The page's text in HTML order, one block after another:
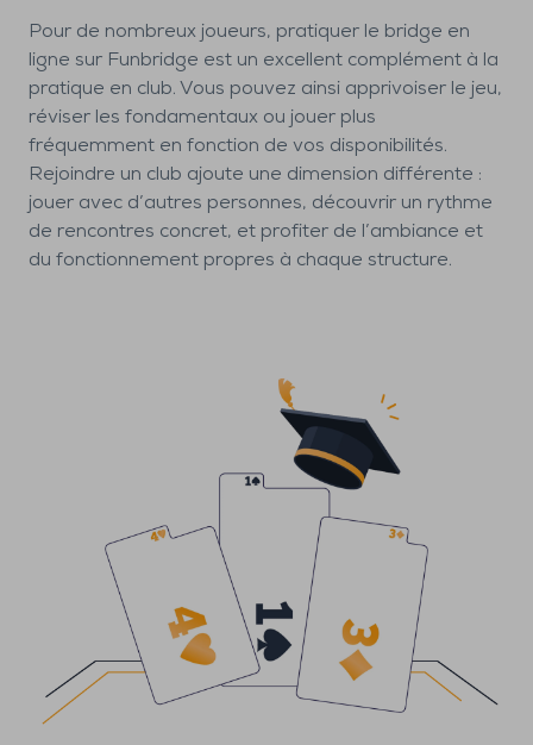
Pour de nombreux joueurs, pratiquer le bridge en
ligne sur Funbridge est un excellent complément à la
pratique en club. Vous pouvez ainsi apprivoiser le jeu,
réviser les fondamentaux ou jouer plus
fréquemment en fonction de vos disponibilités.
Rejoindre un club ajoute une dimension différente :
jouer avec d’autres personnes, découvrir un rythme
de rencontres concret, et profiter de l’ambiance et
du fonctionnement propres à chaque structure.